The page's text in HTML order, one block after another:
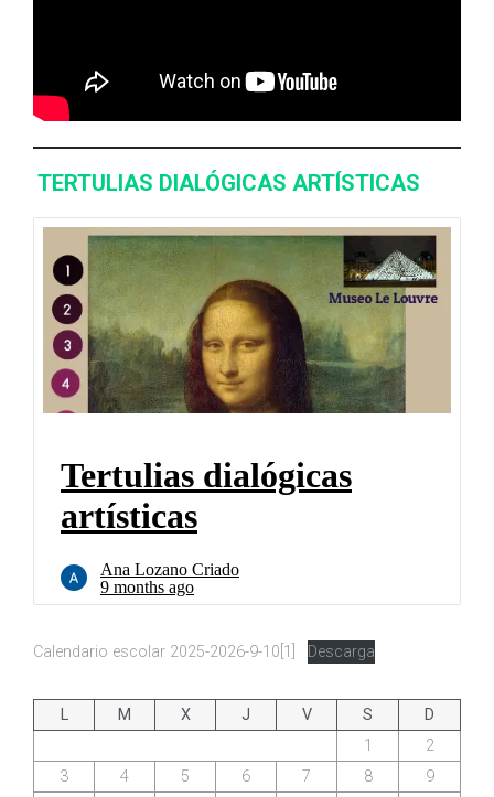
TERTULIAS DIALÓGICAS ARTÍSTICAS
Calendario escolar 2025-2026-9-10[1] Descarga
L M X J V S
D
1
2
3
4 5 6 7 8
9